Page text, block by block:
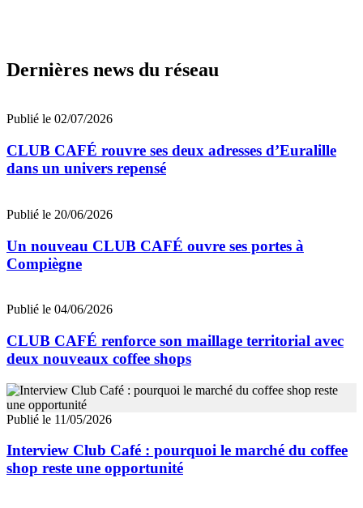
Dernières news du réseau
Publié le 02/07/2026
CLUB CAFÉ rouvre ses deux adresses d’Euralille
dans un univers repensé
Publié le 20/06/2026
Un nouveau CLUB CAFÉ ouvre ses portes à
Compiègne
Publié le 04/06/2026
CLUB CAFÉ renforce son maillage territorial avec
deux nouveaux coffee shops
Publié le 11/05/2026
Interview Club Café : pourquoi le marché du coffee
shop reste une opportunité